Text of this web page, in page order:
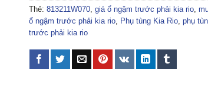
Thẻ: 813211W070, giá ổ ngậm trước phải kia rio,
ổ ngậm trước phải kia rio, Phụ tùng Kia Rio, phụ
trước phải kia rio